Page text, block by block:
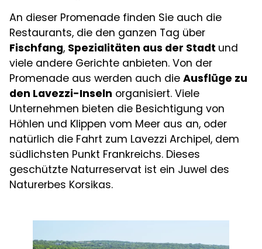
An dieser Promenade finden Sie auch die
Restaurants, die den ganzen Tag über
Fischfang, Spezialitäten aus der Stadt und
viele andere Gerichte anbieten. Von der
Promenade aus werden auch die Ausflüge zu
den Lavezzi-Inseln organisiert. Viele
Unternehmen bieten die Besichtigung von
Höhlen und Klippen vom Meer aus an, oder
natürlich die Fahrt zum Lavezzi Archipel, dem
südlichsten Punkt Frankreichs. Dieses
geschützte Naturreservat ist ein Juwel des
Naturerbes Korsikas.